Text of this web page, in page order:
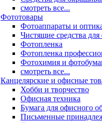
смотреть все...
Фототовары
Фотоаппараты и
Чистящие средства
Фотопленка
Фотопленка
Фотохимия и
смотреть все...
Канцелярские и офисные
Хобби и творчество
Офисная техника
Бумага для офисного
Письменные